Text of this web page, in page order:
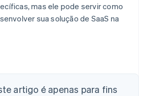
mas ele pode servir como
sua solução de SaaS na
artigo é apenas para fins